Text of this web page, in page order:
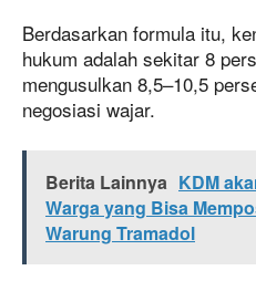
Berdasarkan formula itu,
hukum adalah sekitar 8
mengusulkan 8,5–10,5
negosiasi wajar.
Berita Lainnya KDM
Warga yang Bisa
Warung Tramadol